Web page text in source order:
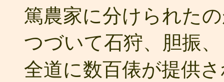
篤農家に分けられた
つづいて石狩、胆振
全道に数百俵が提供